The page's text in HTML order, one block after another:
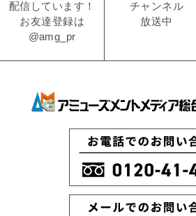
配信しています！
お友達登録は
@amg_pr
チャンネル
放送中